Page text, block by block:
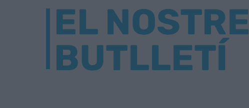
EL NOSTRE
BUTLLETÍ